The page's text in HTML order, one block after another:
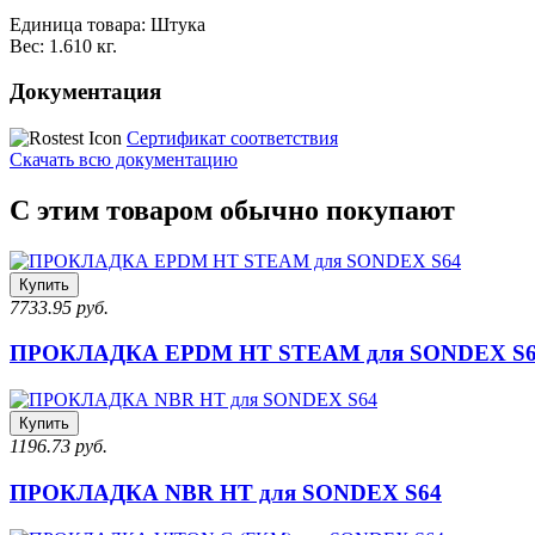
Единица товара: Штука
Вес: 1.610 кг.
Документация
Сертификат соответствия
Скачать всю документацию
С этим товаром обычно покупают
Купить
7733.95 руб.
ПРОКЛАДКА EPDM HT STEAM для SONDEX
Купить
1196.73 руб.
ПРОКЛАДКА NBR HT для SONDEX S64